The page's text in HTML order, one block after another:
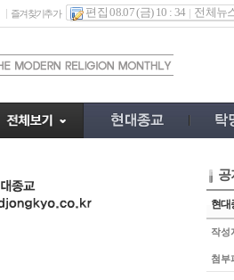
즐겨찾기추가 편집 08.07 (금) 10 : 34 전체뉴
공
현대
작성
첨부